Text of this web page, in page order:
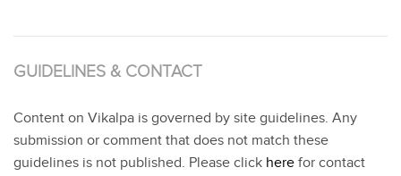
GUIDELINES & CONTACT
Content on Vikalpa is governed by site guidelines. Any
submission or comment that does not match these
guidelines is not published. Please click here for contact